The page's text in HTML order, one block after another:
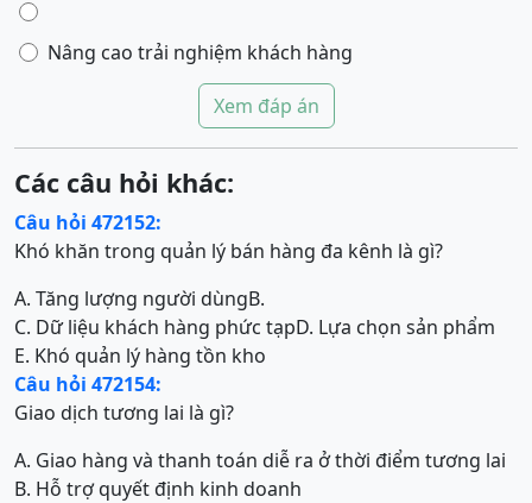
Nâng cao trải nghiệm khách hàng
Xem đáp án
Các câu hỏi khác:
Câu hỏi 472152:
Khó khăn trong quản lý bán hàng đa kênh là gì?
A. Tăng lượng người dùngB.
C. Dữ liệu khách hàng phức tạpD. Lựa chọn sản phẩm
E. Khó quản lý hàng tồn kho
Câu hỏi 472154:
Giao dịch tương lai là gì?
A. Giao hàng và thanh toán diễ ra ở thời điểm tương lai
B. Hỗ trợ quyết định kinh doanh